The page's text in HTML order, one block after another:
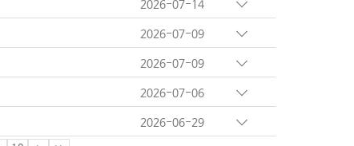
2026-07-14
2026-07-09
2026-07-09
2026-07-06
2026-06-29